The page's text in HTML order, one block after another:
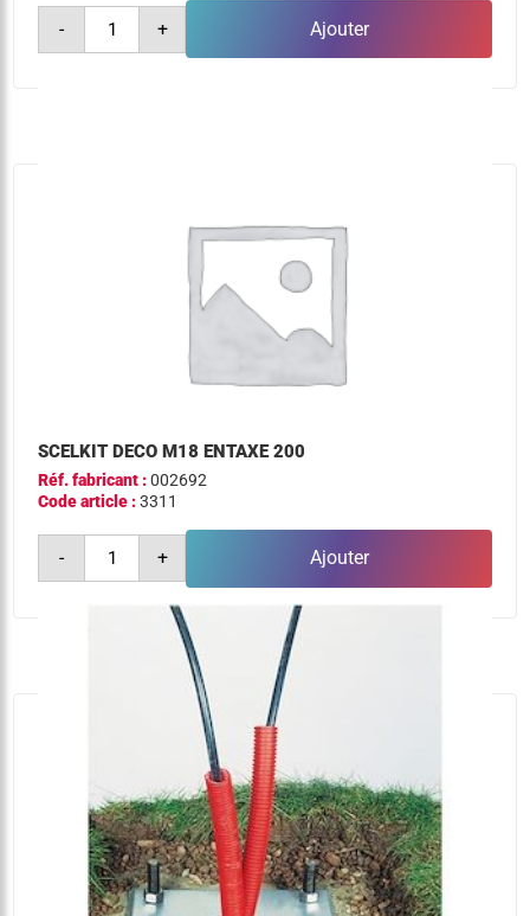
-
quantité
scelkit
+ Ajouter
SCELKIT DECO M18 ENTAXE 200
Réf. fabricant :002692
Code article :3311
-
quantité
scelkit
+ Ajouter